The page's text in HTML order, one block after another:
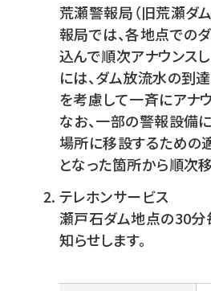
荒瀬警報局（旧荒瀬ダ
報局では、各地点での
込んで順次アナウンス
には、ダム放流水の到
を考慮して一斉にアナウ
なお、一部の警報設備
場所に移設するための
となった箇所から順次
テレホンサービス
瀬戸石ダム地点の30
知らせします。